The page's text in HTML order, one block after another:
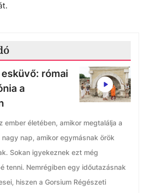
római
a
ember életében, amikor megtalálja a
nap, amikor egymásnak örök
Sokan igyekeznek ezt még
tenni. Nemrégiben egy időutazásnak
hiszen a Gorsium Régészeti